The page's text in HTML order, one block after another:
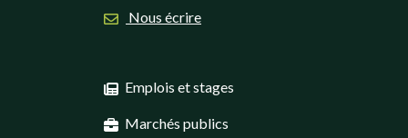
Nous écrire
Emplois et stages
Marchés publics